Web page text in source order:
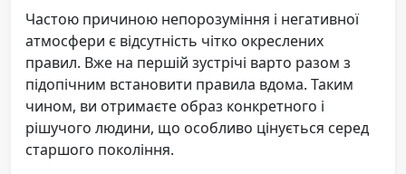
Частою причиною непорозуміння і негативної
атмосфери є відсутність чітко окреслених
правил. Вже на першій зустрічі варто разом з
підопічним встановити правила вдома. Таким
чином, ви отримаєте образ конкретного і
рішучого людини, що особливо цінується серед
старшого покоління.